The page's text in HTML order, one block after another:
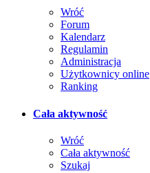
Wróć
Forum
Kalendarz
Regulamin
Administracja
Użytkownicy online
Ranking
Cała aktywność
Wróć
Cała aktywność
Szukaj